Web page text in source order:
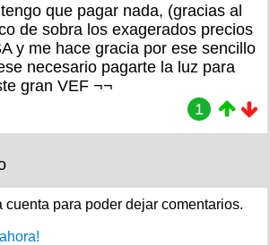
que pagar nada, (gracias al
de sobra los exagerados precios
y me hace gracia por ese sencillo
necesario pagarte la luz para
gran VEF ¬¬
1
cuenta para poder dejar comentarios.